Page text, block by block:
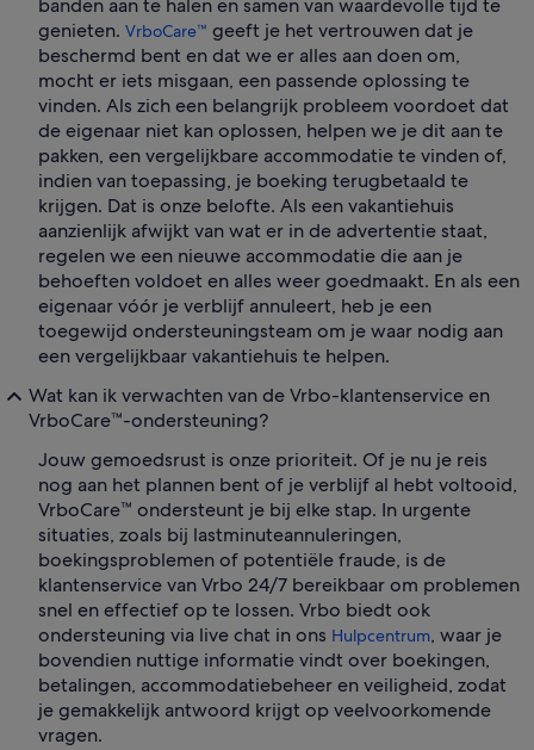
banden aan te halen en samen van waardevolle tijd te
genieten. VrboCare™ geeft je het vertrouwen dat je
beschermd bent en dat we er alles aan doen om,
mocht er iets misgaan, een passende oplossing te
vinden. Als zich een belangrijk probleem voordoet dat
de eigenaar niet kan oplossen, helpen we je dit aan te
pakken, een vergelijkbare accommodatie te vinden of,
indien van toepassing, je boeking terugbetaald te
krijgen. Dat is onze belofte. Als een vakantiehuis
aanzienlijk afwijkt van wat er in de advertentie staat,
regelen we een nieuwe accommodatie die aan je
behoeften voldoet en alles weer goedmaakt. En als een
eigenaar vóór je verblijf annuleert, heb je een
toegewijd ondersteuningsteam om je waar nodig aan
een vergelijkbaar vakantiehuis te helpen.
Wat kan ik verwachten van de Vrbo-klantenservice en
VrboCare™-ondersteuning?
Jouw gemoedsrust is onze prioriteit. Of je nu je reis
nog aan het plannen bent of je verblijf al hebt voltooid,
VrboCare™ ondersteunt je bij elke stap. In urgente
situaties, zoals bij lastminuteannuleringen,
boekingsproblemen of potentiële fraude, is de
klantenservice van Vrbo 24/7 bereikbaar om problemen
snel en effectief op te lossen. Vrbo biedt ook
ondersteuning via live chat in ons Hulpcentrum, waar je
bovendien nuttige informatie vindt over boekingen,
betalingen, accommodatiebeheer en veiligheid, zodat
je gemakkelijk antwoord krijgt op veelvoorkomende
vragen.